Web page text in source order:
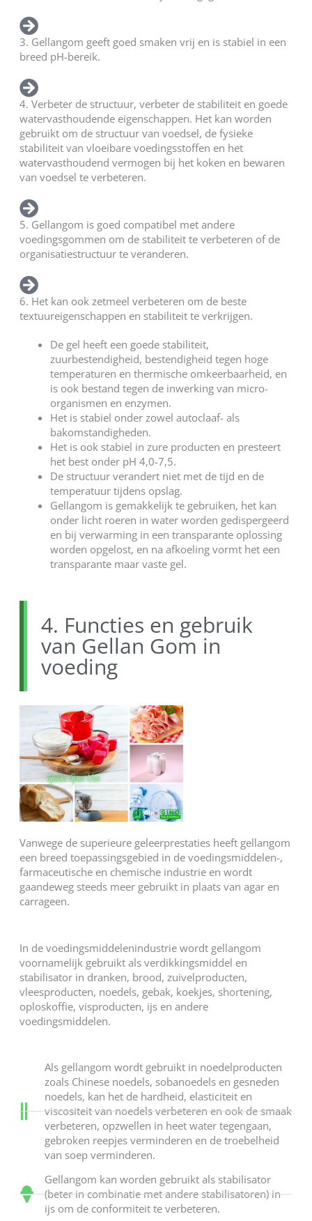
3. Gellangom geeft goed smaken vrij en is stabiel in een
breed pH-bereik.
4. Verbeter de structuur, verbeter de stabiliteit en goede
watervasthoudende eigenschappen. Het kan worden
gebruikt om de structuur van voedsel, de fysieke
stabiliteit van vloeibare voedingsstoffen en het
watervasthoudend vermogen bij het koken en bewaren
van voedsel te verbeteren.
5. Gellangom is goed compatibel met andere
voedingsgommen om de stabiliteit te verbeteren of de
organisatiestructuur te veranderen.
6. Het kan ook zetmeel verbeteren om de beste
textuureigenschappen en stabiliteit te verkrijgen.
De gel heeft een goede stabiliteit,
zuurbestendigheid, bestendigheid tegen hoge
temperaturen en thermische omkeerbaarheid, en
is ook bestand tegen de inwerking van micro-
organismen en enzymen.
Het is stabiel onder zowel autoclaaf- als
bakomstandigheden.
Het is ook stabiel in zure producten en presteert
het best onder pH 4,0-7,5.
De structuur verandert niet met de tijd en de
temperatuur tijdens opslag.
Gellangom is gemakkelijk te gebruiken, het kan
onder licht roeren in water worden gedispergeerd
en bij verwarming in een transparante oplossing
worden opgelost, en na afkoeling vormt het een
transparante maar vaste gel.
4. Functies en gebruik
van Gellan Gom in
voeding
Vanwege de superieure geleerprestaties heeft gellangom
een breed toepassingsgebied in de voedingsmiddelen-,
farmaceutische en chemische industrie en wordt
gaandeweg steeds meer gebruikt in plaats van agar en
carrageen.
In de voedingsmiddelenindustrie wordt gellangom
voornamelijk gebruikt als verdikkingsmiddel en
stabilisator in dranken, brood, zuivelproducten,
vleesproducten, noedels, gebak, koekjes, shortening,
oploskoffie, visproducten, ijs en andere
voedingsmiddelen.
Als gellangom wordt gebruikt in noedelproducten
zoals Chinese noedels, sobanoedels en gesneden
noedels, kan het de hardheid, elasticiteit en
viscositeit van noedels verbeteren en ook de smaak
verbeteren, opzwellen in heet water tegengaan,
gebroken reepjes verminderen en de troebelheid
van soep verminderen.
Gellangom kan worden gebruikt als stabilisator
(beter in combinatie met andere stabilisatoren) in
ijs om de conformiteit te verbeteren.